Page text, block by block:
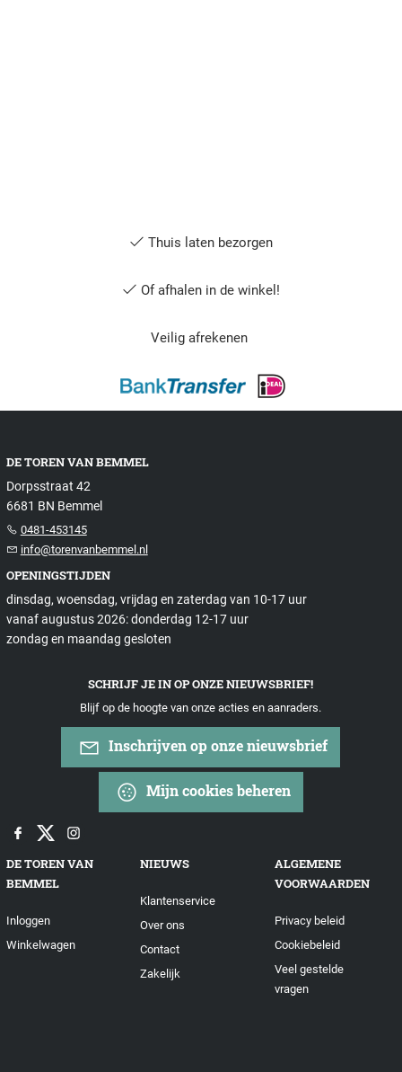
Thuis laten bezorgen
Of afhalen in de winkel!
Veilig afrekenen
DE TOREN VAN BEMMEL
Dorpsstraat 42
6681 BN Bemmel
0481-453145
info@torenvanbemmel.nl
OPENINGSTIJDEN
dinsdag, woensdag, vrijdag en zaterdag van 10-17 uur
vanaf augustus 2026: donderdag 12-17 uur
zondag en maandag gesloten
SCHRIJF JE IN OP ONZE NIEUWSBRIEF!
Blijf op de hoogte van onze acties en aanraders.
Inschrijven op onze nieuwsbrief
Mijn cookies beheren
DE TOREN VAN
BEMMEL
Inloggen
Winkelwagen
NIEUWS
Klantenservice
Over ons
Contact
Zakelijk
ALGEMENE
VOORWAARDEN
Privacy beleid
Cookiebeleid
Veel gestelde
vragen